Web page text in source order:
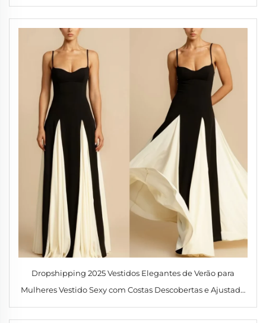
Ventilador Portátil e Pendurável para Refrigeração no
Pescoço
Dropshipping 2025 Vestidos Elegantes de Verão para
Mulheres Vestido Sexy com Costas Descobertas e Ajustado
com Estampa Digital Tecido com Desenho Sólido